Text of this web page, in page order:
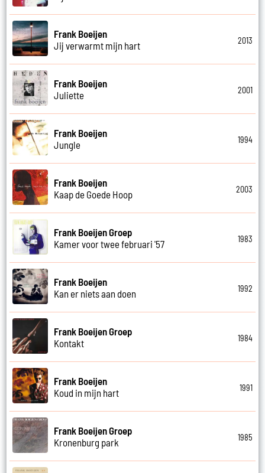
Frank Boeijen
Jij verwarmt mijn hart
2013
Frank Boeijen
Juliette
2001
Frank Boeijen
Jungle
1994
Frank Boeijen
Kaap de Goede Hoop
2003
Frank Boeijen Groep
Kamer voor twee februari '57
1983
Frank Boeijen
Kan er niets aan doen
1992
Frank Boeijen Groep
Kontakt
1984
Frank Boeijen
Koud in mijn hart
1991
Frank Boeijen Groep
Kronenburg park
1985